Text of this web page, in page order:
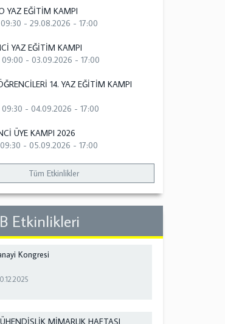
YAZ EĞİTİM KAMPI
-29.08.2026 - 17:00
YAZ EĞİTİM KAMPI
-03.09.2026 - 17:00
14. YAZ EĞİTİM KAMPI
-04.09.2026 - 17:00
ÜYE KAMPI 2026
-05.09.2026 - 17:00
Tüm Etkinlikler
Etkinlikleri
Kongresi